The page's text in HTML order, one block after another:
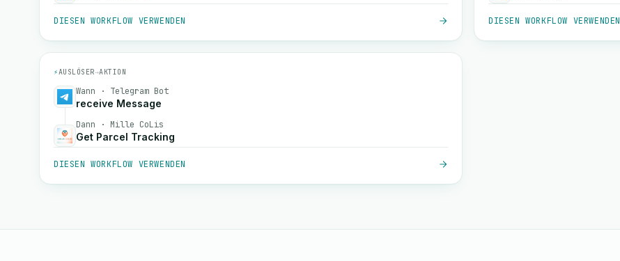
DIESEN WORKFLOW VERWENDEN DIESEN WORKFLOW VERWENDEN
⚡AUSLÖSER→AKTION
Wann · Telegram Bot
receive Message
Dann · Mille CoLis
Get Parcel Tracking
DIESEN WORKFLOW VERWENDEN